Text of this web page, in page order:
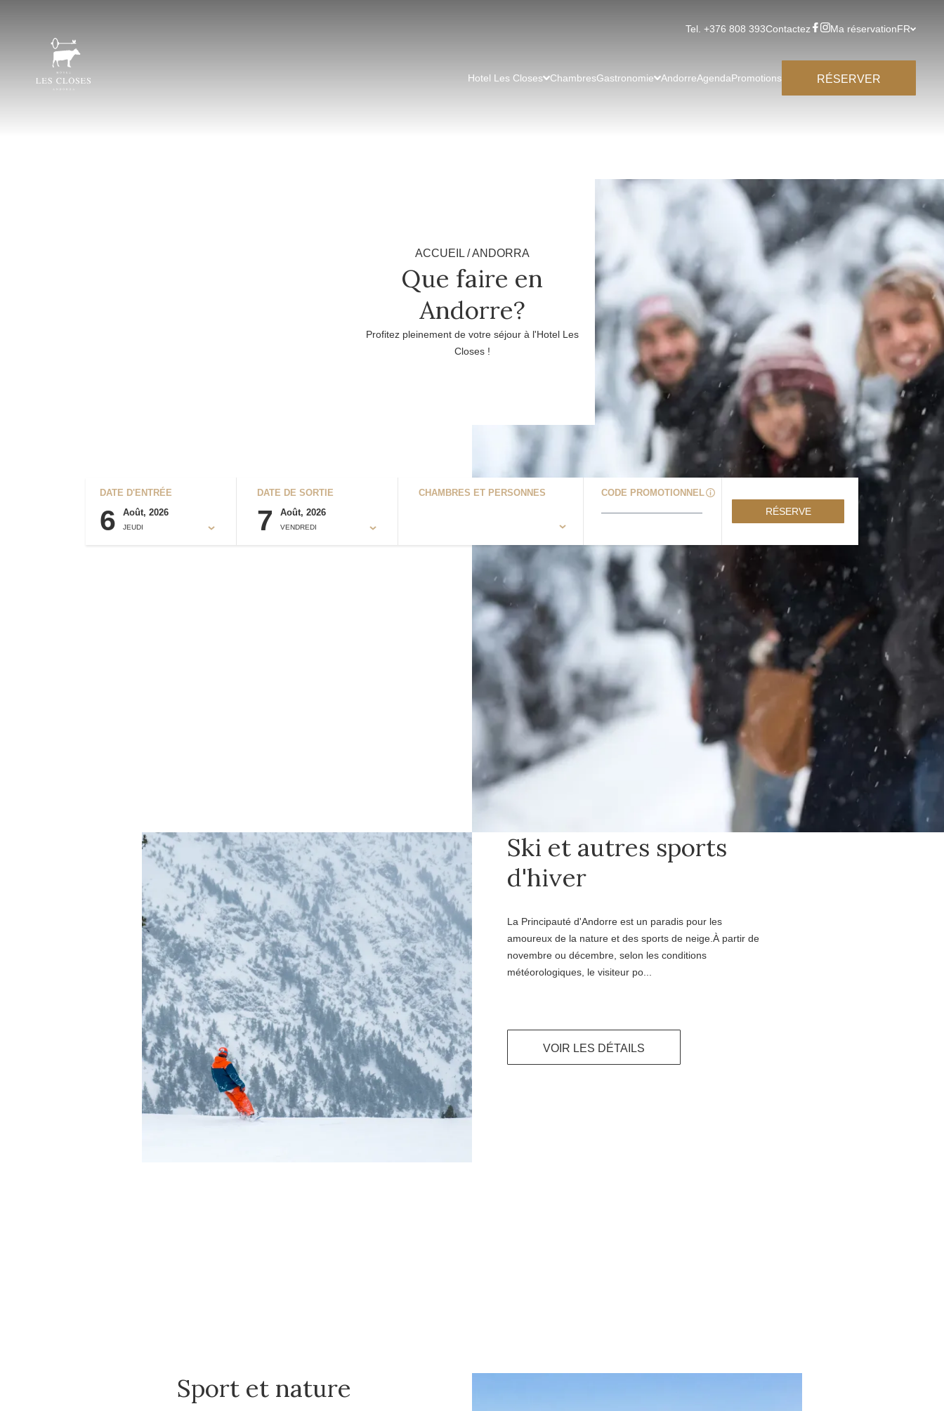
Tel. +376 808 393Contactez Ma réservationFR
Hotel Les Closes ChambresGastronomie AndorreAgendaPromotions RÉSERVER
ACCUEIL /ANDORRA
Que faire en
Andorre?
Profitez pleinement de votre séjour à l'Hotel Les
Closes !
DATE D'ENTRÉE
6 Août, 2026
JEUDI
DATE DE SORTIE
7 Août, 2026
VENDREDI
CHAMBRES ET PERSONNES CODE PROMOTIONNEL
RÉSERVE
Ski et autres sports
d'hiver
La Principauté d'Andorre est un paradis pour les
amoureux de la nature et des sports de neige.À partir de
novembre ou décembre, selon les conditions
météorologiques, le visiteur po...
VOIR LES DÉTAILS
Sport et nature